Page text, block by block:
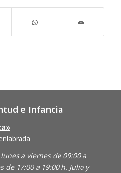
e Infancia
lunes a viernes de 09:00 a
de 17:00 a 19:00 h. Julio y